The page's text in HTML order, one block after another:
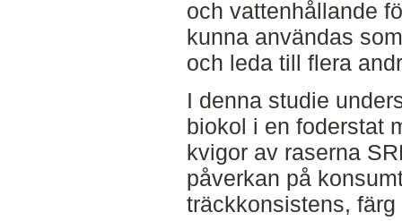
och vattenhållande
kunna användas
och leda till flera
I denna studie
biokol i en foderstat
kvigor av raserna
påverkan på
träckkonsistens,